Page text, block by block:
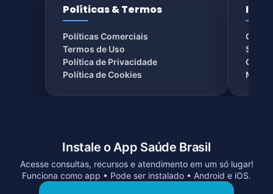
Políticas & Termos
Políticas Comerciais
Termos de Uso
Política de Privacidade
Política de Cookies
Sobre
Chat
Instale o App Saúde Brasil
Acesse consultas, recursos e atendimento em um só lugar!
Funciona como app • Pode ser instalado • Android e iOS.